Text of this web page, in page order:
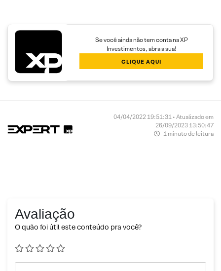
Se você ainda não tem conta na XP
Investimentos, abra a sua!
CLIQUE AQUI
04/04/2022 19:51:31 • Atualizado em
26/09/2023 13:50:47
1 minuto de leitura
Avaliação
O quão foi útil este conteúdo pra você?